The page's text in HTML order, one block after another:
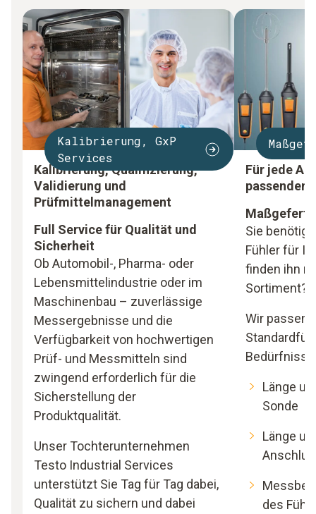
Kalibrierung, GxP
Services
Kalibrierung, Qualifizierung,
Validierung und
Prüfmittelmanagement
Full Service für Qualität und
Sicherheit
Ob Automobil-, Pharma- oder
Lebensmittelindustrie oder im
Maschinenbau – zuverlässige
Messergebnisse und die
Verfügbarkeit von hochwertigen
Prüf- und Messmitteln sind
zwingend erforderlich für die
Sicherstellung der
Produktqualität.
Unser Tochterunternehmen
Testo Industrial Services
unterstützt Sie Tag für Tag dabei,
Qualität zu sichern und dabei
Für jede
passenden
Sie
Fühler für
finden ihn
Sortiment?
Wir passen
Bedürfnisse
Länge
Sonde
Länge
des